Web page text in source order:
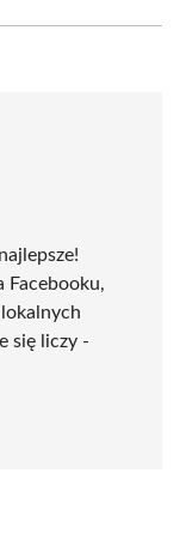
Facebooku,
się liczy -